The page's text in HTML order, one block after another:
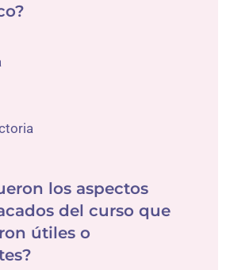
los aspectos
del curso que
útiles o